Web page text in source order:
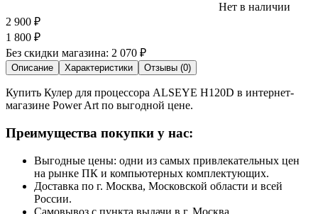
Нет в наличии
2 900 ₽
1 800 ₽
Без скидки магазина: 2 070 ₽
Описание Характеристики Отзывы (0)
Купить Кулер для процессора ALSEYE H120D в интернет-
магазине Power Art по выгодной цене.
Преимущества покупки у нас:
Выгодные цены: одни из самых привлекательных цен
на рынке ПК и компьютерных комплектующих.
Доставка по г. Москва, Московской области и всей
России.
Самовывоз с пункта выдачи в г. Москва.